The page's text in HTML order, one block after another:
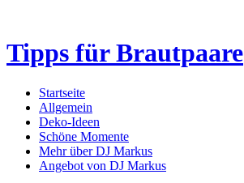
Tipps für Brautpaare
Startseite
Allgemein
Deko-Ideen
Schöne Momente
Mehr über DJ Markus
Angebot von DJ Markus